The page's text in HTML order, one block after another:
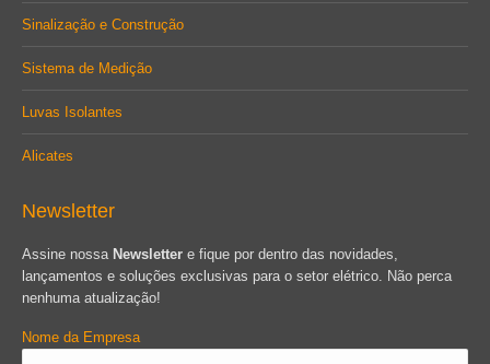
Sinalização e Construção
Sistema de Medição
Luvas Isolantes
Alicates
Newsletter
Assine nossa Newsletter e fique por dentro das novidades,
lançamentos e soluções exclusivas para o setor elétrico. Não perca
nenhuma atualização!
Nome da Empresa